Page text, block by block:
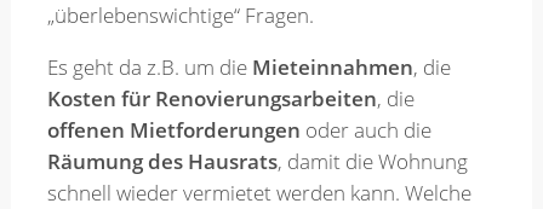
Merkzettel
„überlebenswichtige“ Fragen.
Es geht da z.B. um die Mieteinnahmen, die
Kosten für Renovierungsarbeiten, die
offenen Mietforderungen oder auch die
Räumung des Hausrats, damit die Wohnung
schnell wieder vermietet werden kann. Welche